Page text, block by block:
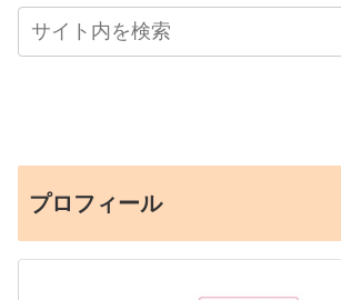
プロフィール